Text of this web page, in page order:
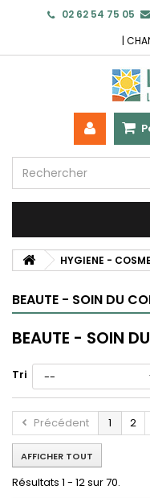
02 62 54 75 05
|
HYGIENE -
BEAUTE - SOIN DU
BEAUTE - SOIN
Tri
Précédent 1 2
AFFICHER TOUT
Résultats 1 - 12 sur 70.